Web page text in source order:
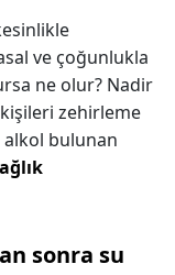
ve çoğunlukla
ne olur? Nadir
zehirleme
bulunan
sonra su